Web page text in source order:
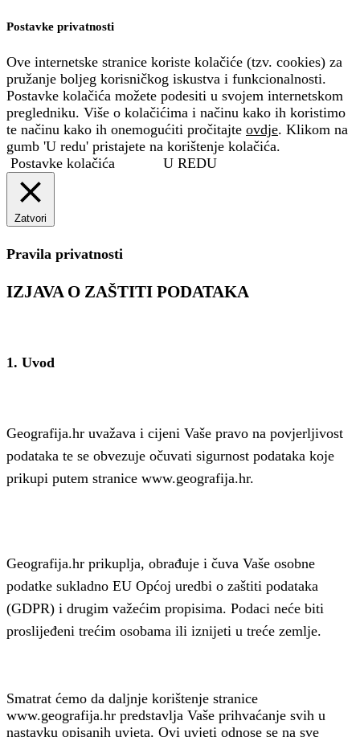
Postavke privatnosti
Ove internetske stranice koriste kolačiće (tzv. cookies) za
pružanje boljeg korisničkog iskustva i funkcionalnosti.
Postavke kolačića možete podesiti u svojem internetskom
pregledniku. Više o kolačićima i načinu kako ih koristimo
te načinu kako ih onemogućiti pročitajte ovdje. Klikom na
gumb 'U redu' pristajete na korištenje kolačića.
Postavke kolačića
U REDU
Zatvori
Pravila privatnosti
IZJAVA O ZAŠTITI PODATAKA
1. Uvod
Geografija.hr uvažava i cijeni Vaše pravo na povjerljivost
podataka te se obvezuje očuvati sigurnost podataka koje
prikupi putem stranice www.geografija.hr.
Geografija.hr prikuplja, obrađuje i čuva Vaše osobne
podatke sukladno EU Općoj uredbi o zaštiti podataka
(GDPR) i drugim važećim propisima. Podaci neće biti
proslijeđeni trećim osobama ili iznijeti u treće zemlje.
Smatrat ćemo da daljnje korištenje stranice
www.geografija.hr predstavlja Vaše prihvaćanje svih u
nastavku opisanih uvjeta. Ovi uvjeti odnose se na sve